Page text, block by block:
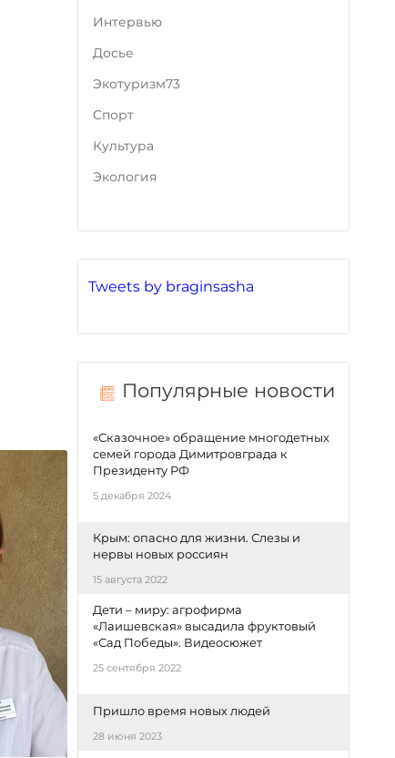
Tweets by braginsasha
Популярные новости
«Сказочное» обращение многодетных
семей города Димитровграда к
Президенту РФ
5 декабря 2024
Крым: опасно для жизни. Слезы и
нервы новых россиян
15 августа 2022
Дети – миру: агрофирма
«Лаишевская» высадила фруктовый
«Сад Победы». Видеосюжет
25 сентября 2022
Пришло время новых людей
28 июня 2023
Интервью
Досье
Экотуризм73
Cпорт
Культура
Экология